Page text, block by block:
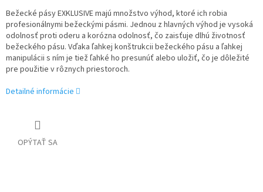
Bežecké pásy EXKLUSIVE majú množstvo výhod, ktoré ich robia
profesionálnymi bežeckými pásmi. Jednou z hlavných výhod je vysoká
odolnosť proti oderu a korózna odolnosť, čo zaisťuje dlhú životnosť
bežeckého pásu. Vďaka ľahkej konštrukcii bežeckého pásu a ľahkej
manipulácii s ním je tiež ľahké ho presunúť alebo uložiť, čo je dôležité
pre použitie v rôznych priestoroch.
Detailné informácie
OPÝTAŤ SA